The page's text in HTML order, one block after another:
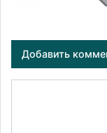
Добавить